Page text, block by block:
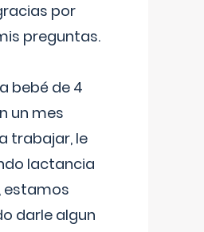
por
preguntas.
bebé de 4
un mes
trabajar, le
lactancia
estamos
darle algun